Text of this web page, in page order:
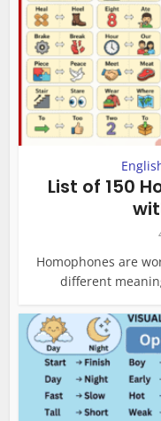
List of 150
Homophones are
different